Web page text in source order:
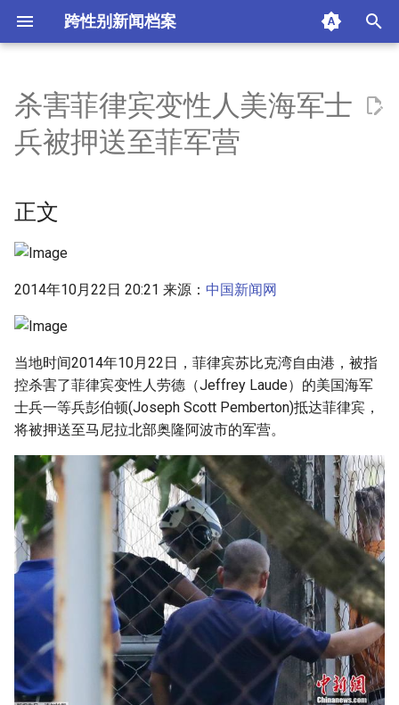
跨性别新闻档案
t
a
l
i
z
n
g
a
r
c
正文
附加信息 [Processed Page
杀害菲律宾变性人美海军士
兵被押送至菲军营
正文
2014年10月22日 20:21 来源： 中国新闻网
当地时间2014年10月22日，菲律宾苏比克湾自由港，被指
控杀害了菲律宾变性人劳德（Jeffrey Laude）的美国海军
士兵一等兵彭伯顿(Joseph Scott Pemberton)抵达菲律宾，
将被押送至马尼拉北部奥隆阿波市的军营。